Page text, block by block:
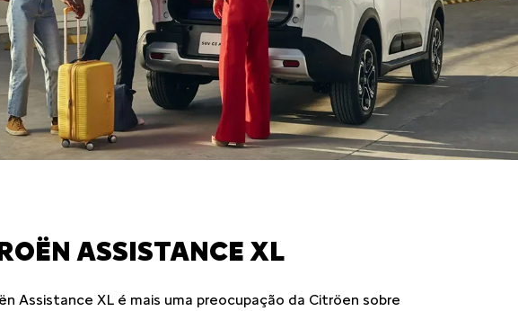
ASSISTANCE XL
Assistance XL é mais uma preocupação da Citröen sobre